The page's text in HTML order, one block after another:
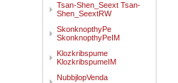
Tsan-Shen_Seext Tsan-
Shen_SeextRW
SkonknopthyPe
SkonknopthyPeIM
Klozkribspume
KlozkribspumeIM
NubbjlopVenda